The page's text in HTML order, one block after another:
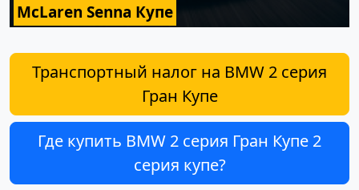
McLaren Senna Купе
Транспортный налог на BMW 2 серия
Гран Купе
Где купить BMW 2 серия Гран Купе 2
серия купе?